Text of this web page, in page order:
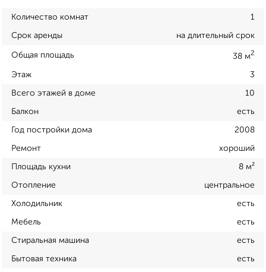
Количество комнат 1
Срок аренды на длительный срок
Общая площадь 38 м2
Этаж 3
Всего этажей в доме 10
Балкон есть
Год постройки дома 2008
Ремонт хороший
Площадь кухни 8 м²
Отопление центральное
Холодильник есть
Мебель есть
Стиральная машина есть
Бытовая техника есть